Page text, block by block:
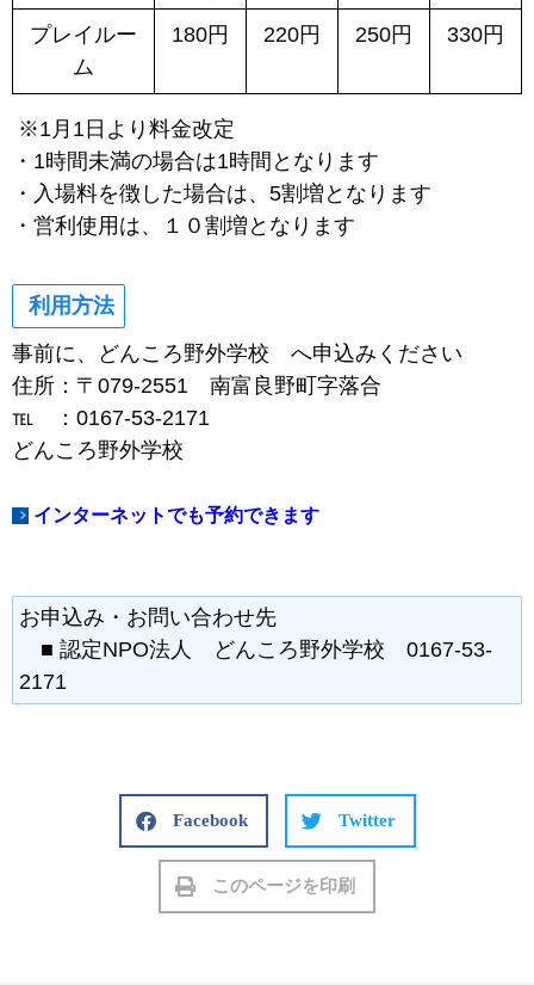
プレイルー
ム
180円 220円 250円 330円
※1月1日より料金改定
・1時間未満の場合は1時間となります
・入場料を徴した場合は、5割増となります
・営利使用は、１０割増となります
利用方法
事前に、どんころ野外学校 へ申込みください
住所：〒079-2551 南富良野町字落合
℡ ：0167-53-2171
どんころ野外学校
インターネットでも予約できます
お申込み・お問い合わせ先
■ 認定NPO法人 どんころ野外学校 0167-53-
2171
Facebook Twitter
このページを印刷